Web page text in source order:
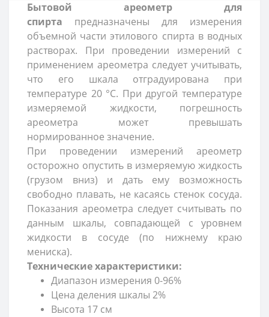
Бытовой ареометр для
спирта предназначены для измерения
объемной части этилового спирта в водных
растворах. При проведении измерений с
применением ареометра следует учитывать,
что его шкала отградуирована при
температуре 20 °С. При другой температуре
измеряемой жидкости, погрешность
ареометра может превышать
нормированное значение.
При проведении измерений ареометр
осторожно опустить в измеряемую жидкость
(грузом вниз) и дать ему возможность
свободно плавать, не касаясь стенок сосуда.
Показания ареометра следует считывать по
данным шкалы, совпадающей с уровнем
жидкости в сосуде (по нижнему краю
мениска).
Технические характеристики:
Диапазон измерения 0-96%
Цена деления шкалы 2%
Высота 17 см